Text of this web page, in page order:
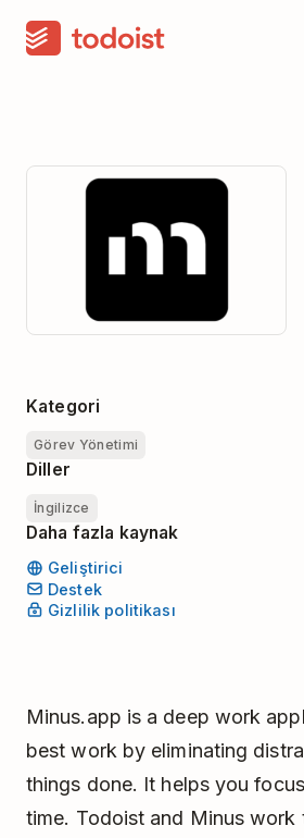
Kategori
Görev Yönetimi
Diller
İngilizce
Daha fazla kaynak
Geliştirici
Destek
Gizlilik politikası
Minus.app is a deep work
best work by eliminating
things done. It helps you
time. Todoist and Minus